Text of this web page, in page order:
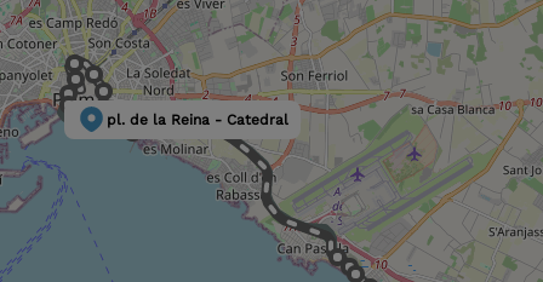
pl. de la Reina - Catedral